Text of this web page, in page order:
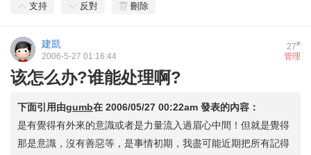
支持 反對 刪除
27#
建凱
管理
2006-5-27 01:16:44
该怎么办?谁能处理啊?
下面引用由gumb在 2006/05/27 00:22am 發表的內容：
是有覺得有外來的意識或者是力量流入過眉心中間！但就是覺得
那是意識，沒有善惡等，是事情初期，我盡可能近期把所有記得